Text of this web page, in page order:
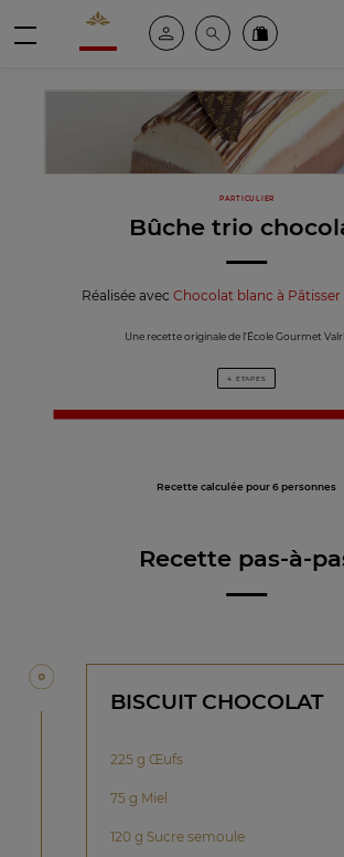
Valrhona - Imaginons le meilleur du chocolat
Espace clientRechercheCommandez
PARTICULIER
Bûche trio
Réalisée avecChocolat blanc à Pâtisser
Une recette originale de l’École Gourmet
4 ÉTAPES
Recette calculée pour 6 personnes
Recette pas-à-
BISCUIT CHOCOLAT
225 g Œufs
75 g Miel
120 g Sucre semoule